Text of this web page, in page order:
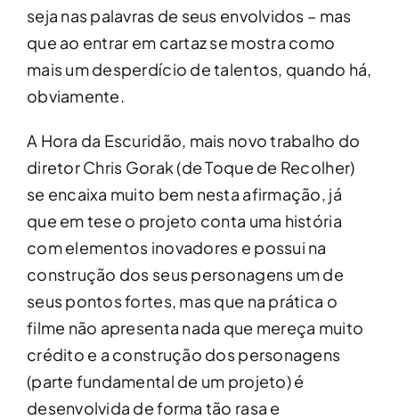
seja nas palavras de seus envolvidos – mas
que ao entrar em cartaz se mostra como
mais um desperdício de talentos, quando há,
obviamente.
A Hora da Escuridão, mais novo trabalho do
diretor Chris Gorak (de Toque de Recolher)
se encaixa muito bem nesta afirmação, já
que em tese o projeto conta uma história
com elementos inovadores e possui na
construção dos seus personagens um de
seus pontos fortes, mas que na prática o
filme não apresenta nada que mereça muito
crédito e a construção dos personagens
(parte fundamental de um projeto) é
desenvolvida de forma tão rasa e